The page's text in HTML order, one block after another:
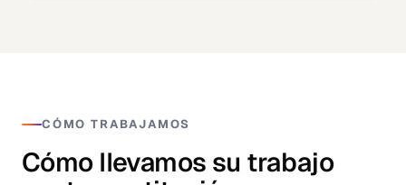
CÓMO TRABAJAMOS
Cómo llevamos su trabajo